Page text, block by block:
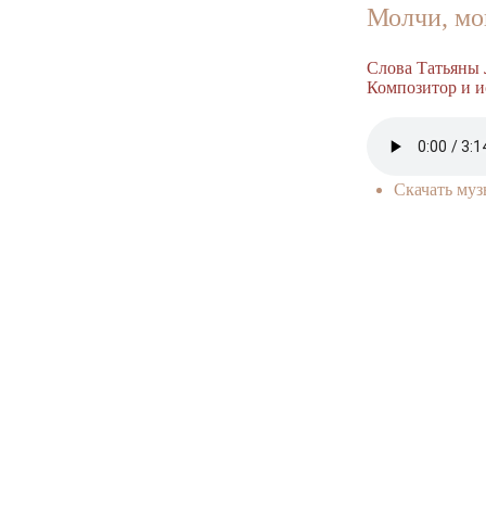
Молчи,
Слова Татьяны
Композитор и
Скачать